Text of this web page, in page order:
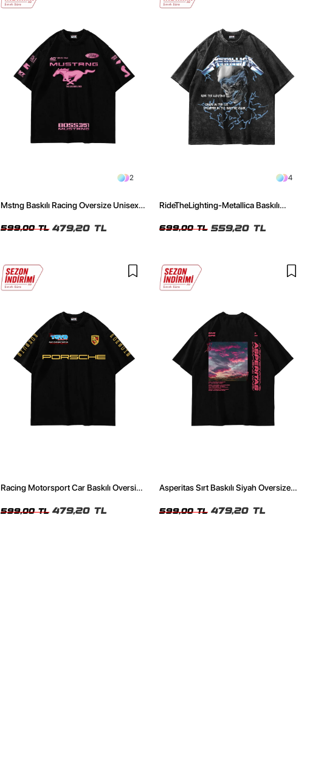
2
Mstng Baskılı Racing Oversize Unisex
599,00 TL 479,20 TL
4
RideTheLighting-Metallica Baskılı
699,00 TL 559,20 TL
Racing Motorsport Car Baskılı Oversize
599,00 TL 479,20 TL
Asperitas Sırt Baskılı Siyah Oversize
599,00 TL 479,20 TL